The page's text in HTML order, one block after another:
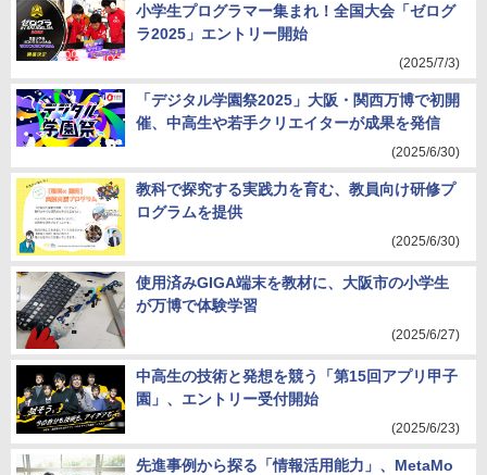
小学生プログラマー集まれ！全国大会「ゼログ
ラ2025」エントリー開始
(2025/7/3)
「デジタル学園祭2025」大阪・関西万博で初開
催、中高生や若手クリエイターが成果を発信
(2025/6/30)
教科で探究する実践力を育む、教員向け研修プ
ログラムを提供
(2025/6/30)
使用済みGIGA端末を教材に、大阪市の小学生
が万博で体験学習
(2025/6/27)
中高生の技術と発想を競う「第15回アプリ甲子
園」、エントリー受付開始
(2025/6/23)
先進事例から探る「情報活用能力」、MetaMo